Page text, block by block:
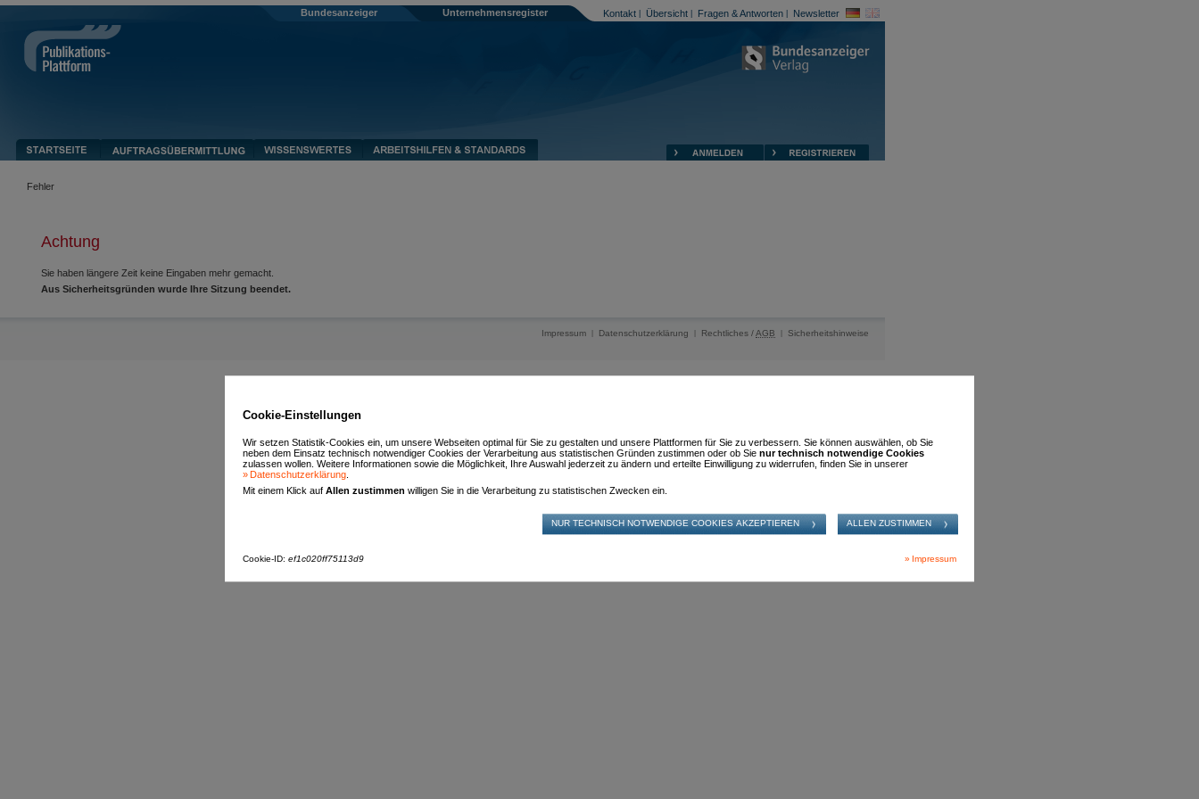
Kontakt Übersicht Fragen & Antworten Newsletter
Bundesanzeiger Unternehmensregister
Fehler
Achtung
Sie haben längere Zeit keine Eingaben mehr gemacht.
Aus Sicherheitsgründen wurde Ihre Sitzung beendet.
Impressum Datenschutzerklärung Rechtliches /AGB Sicherheitshinweise
Cookie-Einstellungen
Wir setzen Statistik-Cookies ein, um unsere Webseiten optimal für Sie zu gestalten und unsere Plattformen für Sie zu verbessern. Sie können auswählen, ob Sie
neben dem Einsatz technisch notwendiger Cookies der Verarbeitung aus statistischen Gründen zustimmen oder ob Sie nur technisch notwendige Cookies
zulassen wollen. Weitere Informationen sowie die Möglichkeit, Ihre Auswahl jederzeit zu ändern und erteilte Einwilligung zu widerrufen, finden Sie in unserer
Datenschutzerklärung
Mit einem Klick auf Allen zustimmen willigen Sie in die Verarbeitung zu statistischen Zwecken ein.
Cookie-ID: ef1c020ff75113d9 Impressum